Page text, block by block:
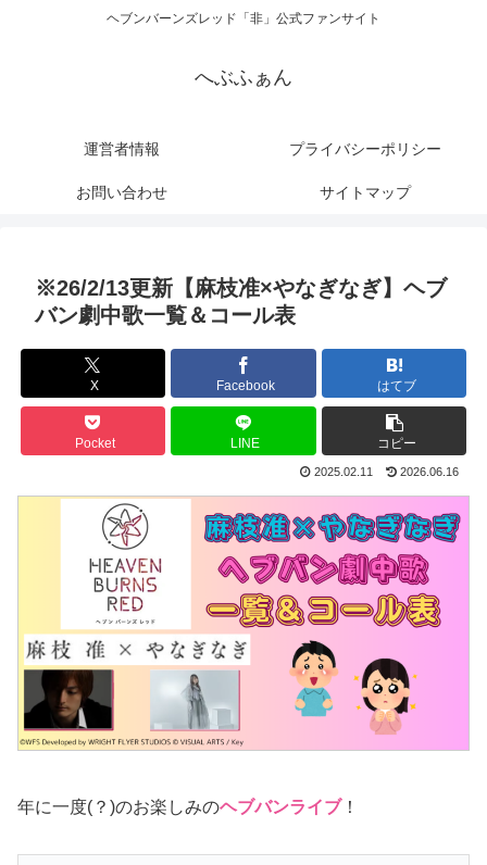
ヘブンバーンズレッド「非」公式ファンサイト
へぶふぁん
運営者情報 プライバシーポリシー
お問い合わせ サイトマップ
※26/2/13更新【麻枝准×やなぎなぎ】ヘブ
バン劇中歌一覧＆コール表
X Facebook はてブ
Pocket LINE コピー
2025.02.11 2026.06.16
年に一度(？)のお楽しみのヘブバンライブ！